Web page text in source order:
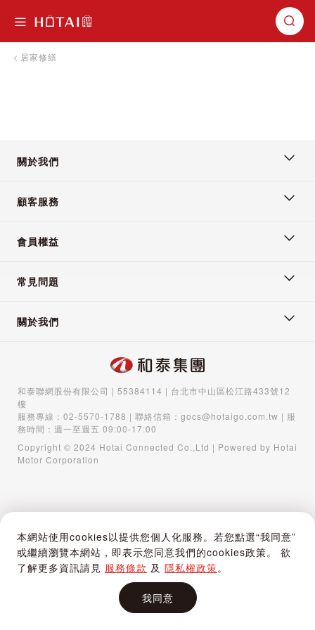
本網站使用cookies以提供您個人化服務。若您點選“我同意”
或繼續瀏覽本網站，即表示您同意我們的cookies政策。 欲
了解更多資訊請見 服務條款 及 隱私權政策。
我同意
購物車
居家修繕
關於我們
顧客服務
會員權益
常見問題
關於我們
和泰聯網股份有限公司 | 55384114 | 台北市中山區松江路433號12
樓
服務專線： 02-5570-1788 | 聯絡信箱： gocs@hotaigo.com.tw | 服
務時間：週一至週五 09:00-17:00
Copyright © 2024 Hotai Connected Co.,Ltd | Powered by Hotai
Motor Corporation